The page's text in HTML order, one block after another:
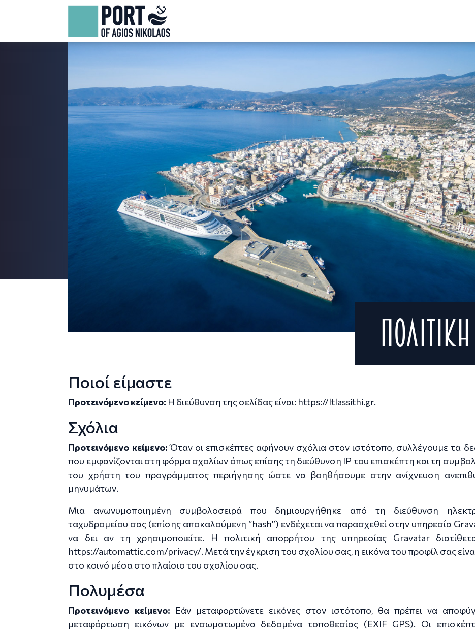
Ποιοί είμαστε
Προτεινόμενο κείμενο: Η διεύθυνση της σελίδας είναι: https://ltlassithi.gr.
Σχόλια
Προτεινόμενο κείμενο:Όταν οι επισκέπτες αφήνουν σχόλια στον ιστότοπο, συλλέγουμε τα
που εμφανίζονται στη φόρμα σχολίων όπως επίσης τη διεύθυνση IP του επισκέπτη και τη
του χρήστη του προγράμματος περιήγησης ώστε να βοηθήσουμε στην ανίχνευση
μηνυμάτων.
Μια ανωνυμοποιημένη συμβολοσειρά που δημιουργήθηκε από τη διεύθυνση
ταχυδρομείου σας (επίσης αποκαλούμενη “hash”) ενδέχεται να παρασχεθεί στην υπηρεσία
να δει αν τη χρησιμοποιείτε. Η πολιτική απορρήτου της υπηρεσίας Gravatar
https://automattic.com/privacy/. Μετά την έγκριση του σχολίου σας, η εικόνα του προφίλ σας
στο κοινό μέσα στο πλαίσιο του σχολίου σας.
Πολυμέσα
Προτεινόμενο κείμενο: Εάν μεταφορτώνετε εικόνες στον ιστότοπο, θα πρέπει να
μεταφόρτωση εικόνων με ενσωματωμένα δεδομένα τοποθεσίας (EXIF GPS). Οι